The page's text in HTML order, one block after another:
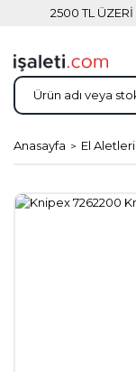
2500 TL ÜZERİ
Anasayfa El Aletleri